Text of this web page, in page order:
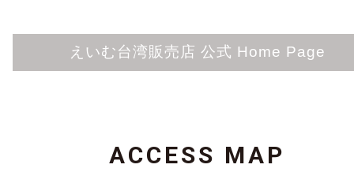
えいむ台湾販売店 公式 Home Page
ACCESS MAP